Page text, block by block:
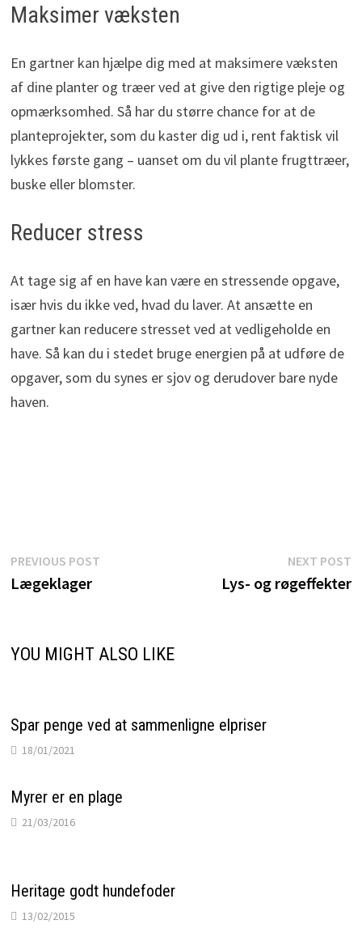
Maksimer væksten
En gartner kan hjælpe dig med at maksimere væksten
af dine planter og træer ved at give den rigtige pleje og
opmærksomhed. Så har du større chance for at de
planteprojekter, som du kaster dig ud i, rent faktisk vil
lykkes første gang – uanset om du vil plante frugttræer,
buske eller blomster.
Reducer stress
At tage sig af en have kan være en stressende opgave,
især hvis du ikke ved, hvad du laver. At ansætte en
gartner kan reducere stresset ved at vedligeholde en
have. Så kan du i stedet bruge energien på at udføre de
opgaver, som du synes er sjov og derudover bare nyde
haven.
Indlægsnavigation
PREVIOUS POSTPrevious
Lægeklager
NEXT POST
Lys- og røgeffekter
YOU MIGHT ALSO LIKE
Spar penge ved at sammenligne elpriser
18/01/2021
Myrer er en plage
21/03/2016
Heritage godt hundefoder
13/02/2015